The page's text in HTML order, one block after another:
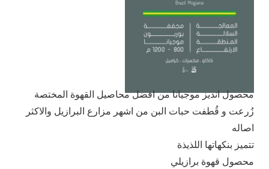
محصول انديز موجيانا من افضل محاصيل القهوة المختصة
زُرعت و قُطفت حبات البن من اشهر مزارع البرازيل والاكثر
اصاله
تتميز بنكهاتها اللذيذة
محصول قهوة برازيلي